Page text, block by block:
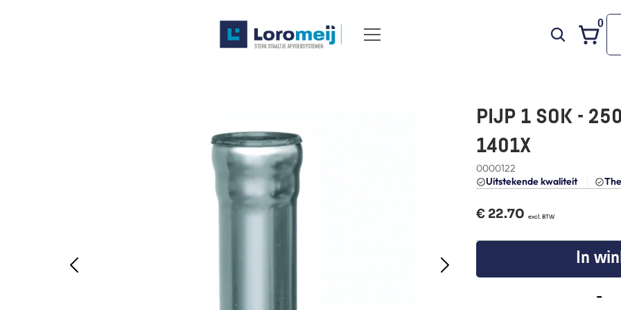
Projecten
Poedercoaten
Over ons
Contact
0
PIJP 1 SOK -
1401X
0000122
Uitstekende kwaliteit
€ 22.70
  excl. BTW
In
-